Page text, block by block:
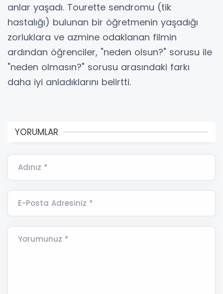
anlar yaşadı. Tourette sendromu (tik
hastalığı) bulunan bir öğretmenin yaşadığı
zorluklara ve azmine odaklanan filmin
ardından öğrenciler, "neden olsun?" sorusu ile
"neden olmasın?" sorusu arasındaki farkı
daha iyi anladıklarını belirtti.
YORUMLAR
Adınız *
E-Posta Adresiniz *
Yorumunuz *